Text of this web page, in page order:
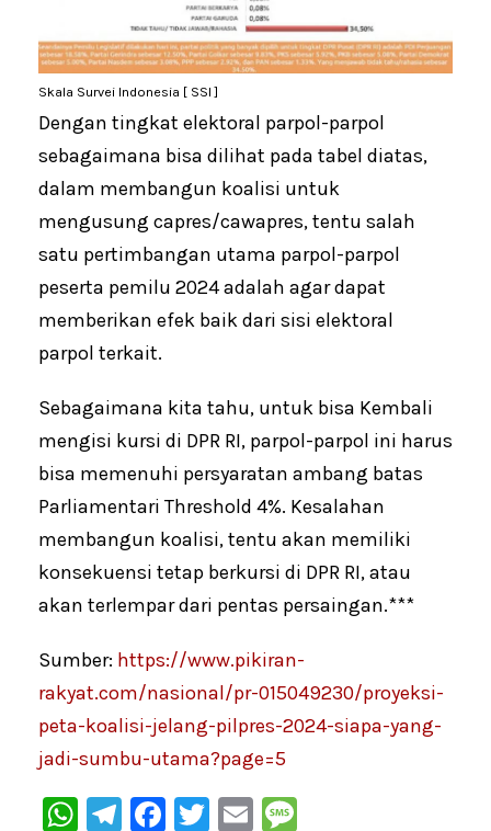
Skala Survei Indonesia [ SSI ]
Dengan tingkat elektoral parpol-parpol
sebagaimana bisa dilihat pada tabel diatas,
dalam membangun koalisi untuk
mengusung capres/cawapres, tentu salah
satu pertimbangan utama parpol-parpol
peserta pemilu 2024 adalah agar dapat
memberikan efek baik dari sisi elektoral
parpol terkait.
Sebagaimana kita tahu, untuk bisa Kembali
mengisi kursi di DPR RI, parpol-parpol ini harus
bisa memenuhi persyaratan ambang batas
Parliamentari Threshold 4%. Kesalahan
membangun koalisi, tentu akan memiliki
konsekuensi tetap berkursi di DPR RI, atau
akan terlempar dari pentas persaingan.***
Sumber: https://www.pikiran-
rakyat.com/nasional/pr-015049230/proyeksi-
peta-koalisi-jelang-pilpres-2024-siapa-yang-
jadi-sumbu-utama?page=5
W Te F
T
E